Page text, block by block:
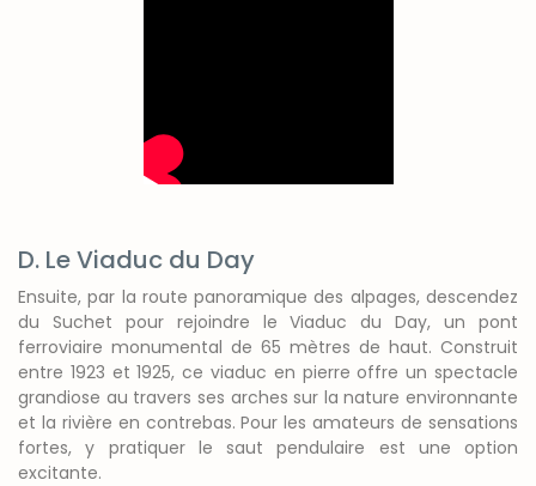
D. Le Viaduc du Day
Ensuite, par la route panoramique des alpages, descendez
du Suchet pour rejoindre le Viaduc du Day, un pont
ferroviaire monumental de 65 mètres de haut. Construit
entre 1923 et 1925, ce viaduc en pierre offre un spectacle
grandiose au travers ses arches sur la nature environnante
et la rivière en contrebas. Pour les amateurs de sensations
fortes, y pratiquer le saut pendulaire est une option
excitante.